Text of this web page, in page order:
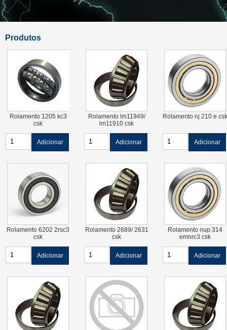
Produtos
Rolamento 1205 kc3
csk
Adicionar
Rolamento lm11949/
lm11910 csk
Adicionar
Rolamento nj 210 e csk
Adicionar
Rolamento 6202 2rsc3
csk
Adicionar
Rolamento 2689/ 2631
csk
Adicionar
Rolamento nup 314
emnrc3 csk
Adicionar